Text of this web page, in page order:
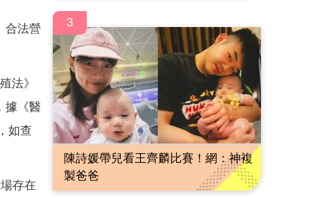
合法營
法》
據《醫
如查
存在
3
陳詩媛帶兒看王齊麟比賽！網：神複
製爸爸